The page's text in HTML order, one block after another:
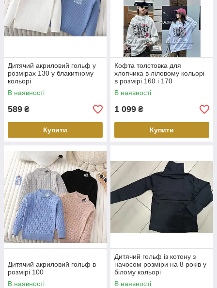
Дитячий акриловий гольф у
розмірах 130 у блакитному
кольорі
В наявності
589 ₴
Купити
Кофта толстовка для
хлопчика в ліловому кольорі
в розмірі 160 і 170
В наявності
1 099 ₴
Купити
Дитячий акриловий гольф в
розмірі 100
В наявності
Дитячий гольф із котону з
начосом розміри на 8 років у
білому кольорі
В наявності